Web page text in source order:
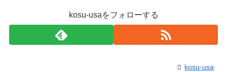
kosu-usaをフォローする
kosu-usa